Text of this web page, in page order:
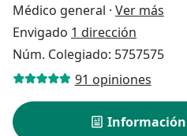
Médico general · Ver más
Envigado 1 dirección
Núm. Colegiado: 5757575
91 opiniones